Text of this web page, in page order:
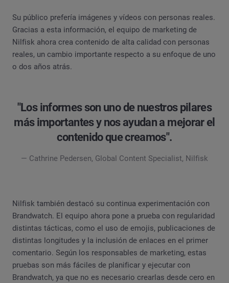
Su público prefería imágenes y vídeos con personas reales.
Gracias a esta información, el equipo de marketing de
Nilfisk ahora crea contenido de alta calidad con personas
reales, un cambio importante respecto a su enfoque de uno
o dos años atrás.
"Los informes son uno de nuestros pilares
más importantes y nos ayudan a mejorar el
contenido que creamos".
— Cathrine Pedersen, Global Content Specialist, Nilfisk
Nilfisk también destacó su continua experimentación con
Brandwatch. El equipo ahora pone a prueba con regularidad
distintas tácticas, como el uso de emojis, publicaciones de
distintas longitudes y la inclusión de enlaces en el primer
comentario. Según los responsables de marketing, estas
pruebas son más fáciles de planificar y ejecutar con
Brandwatch, ya que no es necesario crearlas desde cero en